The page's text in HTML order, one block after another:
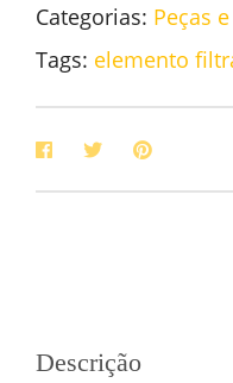
Categorias: Peças
Tags: elemento
Descrição